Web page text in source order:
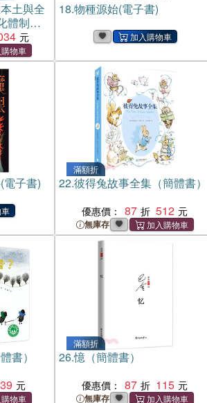
土與全
體制
18.物種源始(電子書)
電子書)
滿額折
22.彼得兔故事全集（簡體書）
優惠價： 87 512
無庫存
書）
滿額折
26.憶（簡體書）
優惠價： 87 115
無庫存